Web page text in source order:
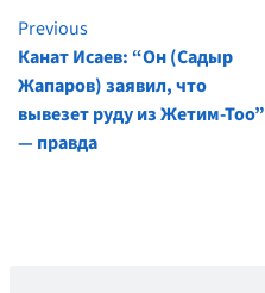
Continue
Reading
Previous
Канат Исаев: “Он (Садыр
Жапаров) заявил, что
вывезет руду из Жетим-Тоо”
— правда